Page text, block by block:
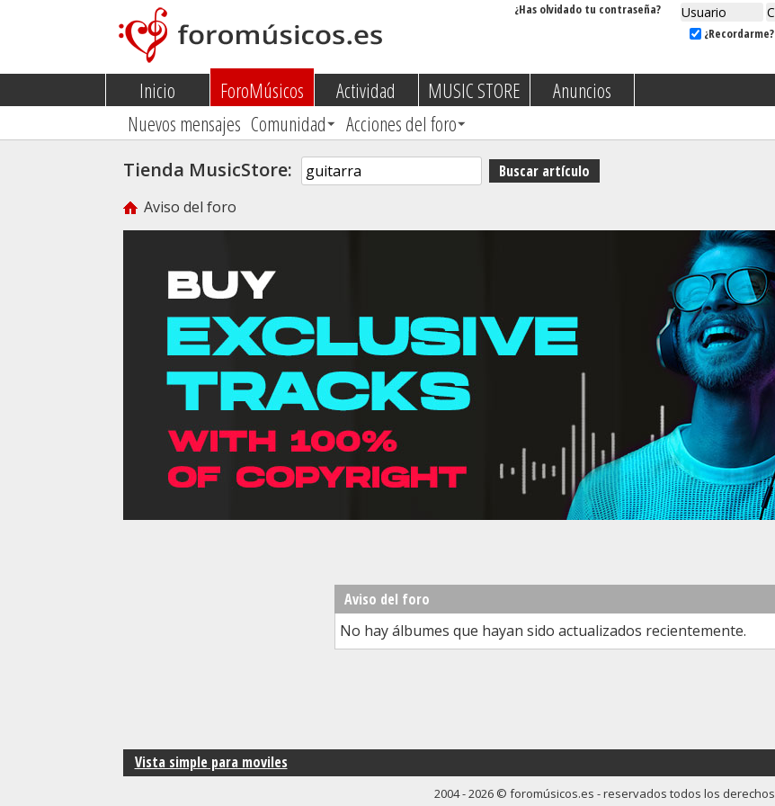
¿Recordarme?
¿Has olvidado tu contraseña?
Inicio
ForoMúsicos
Nuevos mensajes Comunidad Acciones del foro
Actividad MUSIC STORE
Anuncios
Tienda MusicStore:
Aviso del foro
Aviso del foro
No hay álbumes que hayan sido actualizados recientemente.
Vista simple para moviles
2004 - 2026 © foromúsicos.es - reservados todos los derechos